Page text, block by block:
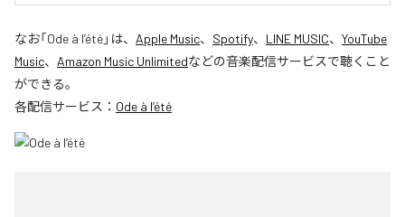
なお「Ode à l’été」は、 Apple Music、 Spotify、 LINE MUSIC、 YouTube
Music、 Amazon Music Unlimitedなどの音楽配信サービスで聴くこと
ができる。
各配信サービス： Ode à l’été